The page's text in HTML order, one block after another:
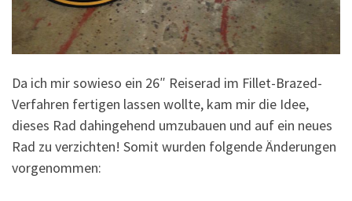
Da ich mir sowieso ein 26″ Reiserad im Fillet-Brazed-
Verfahren fertigen lassen wollte, kam mir die Idee,
dieses Rad dahingehend umzubauen und auf ein neues
Rad zu verzichten! Somit wurden folgende Änderungen
vorgenommen: